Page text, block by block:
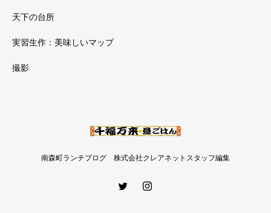
天下の台所
実習生作：美味しいマップ
撮影
南森町ランチブログ 株式会社クレアネットスタッフ編集